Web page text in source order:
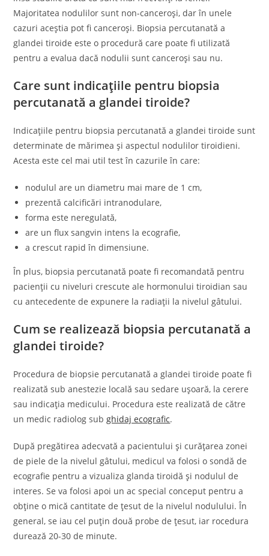
Majoritatea nodulilor sunt non-canceroși, dar în unele
cazuri aceștia pot fi canceroși. Biopsia percutanată a
glandei tiroide este o procedură care poate fi utilizată
pentru a evalua dacă nodulii sunt canceroși sau nu.
Care sunt indicațiile pentru biopsia
percutanată a glandei tiroide?
Indicațiile pentru biopsia percutanată a glandei tiroide sunt
determinate de mărimea și aspectul nodulilor tiroidieni.
Acesta este cel mai util test în cazurile în care:
nodulul are un diametru mai mare de 1 cm,
prezentă calcificări intranodulare,
forma este neregulată,
are un flux sangvin intens la ecografie,
a crescut rapid în dimensiune.
În plus, biopsia percutanată poate fi recomandată pentru
pacienții cu niveluri crescute ale hormonului tiroidian sau
cu antecedente de expunere la radiații la nivelul gâtului.
Cum se realizează biopsia percutanată a
glandei tiroide?
Procedura de biopsie percutanată a glandei tiroide poate fi
realizată sub anestezie locală sau sedare ușoară, la cerere
sau indicația medicului. Procedura este realizată de către
un medic radiolog subghidaj ecografic.
După pregătirea adecvată a pacientului și curățarea zonei
de piele de la nivelul gâtului, medicul va folosi o sondă de
ecografie pentru a vizualiza glanda tiroidă și nodulul de
interes. Se va folosi apoi un ac special conceput pentru a
obține o mică cantitate de țesut de la nivelul nodulului. În
general, se iau cel puțin două probe de țesut, iar rocedura
durează 20-30 de minute.